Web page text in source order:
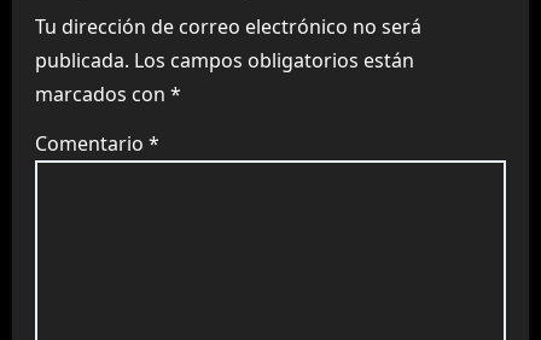
Tu dirección de correo electrónico no será
publicada. Los campos obligatorios están
marcados con *
Comentario *